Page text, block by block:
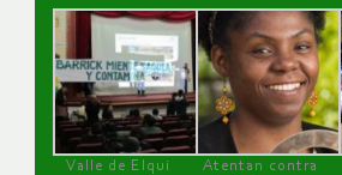
Valle de Elqui
Atentan contra